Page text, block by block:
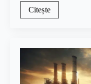
Citește